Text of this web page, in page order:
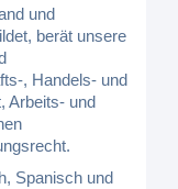
und
berät unsere
, Handels- und
Arbeits- und
Spanisch und